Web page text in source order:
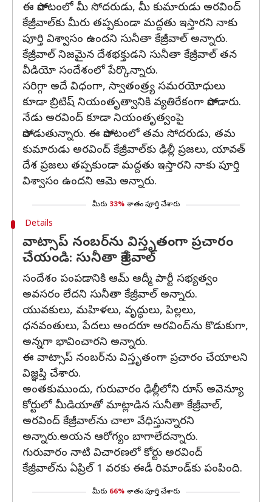
ఈ పోరాటంలో మీ సోదరుడు, మీ కుమారుడు అరవింద్
కేజ్రీవాల్‌కు మీరు తప్పకుండా మద్దతు ఇస్తారని నాకు
పూర్తి విశ్వాసం ఉందని సునీతా కేజ్రీవాల్ అన్నారు.
కేజ్రీవాల్ నిజమైన దేశభక్తుడని సునీతా కేజ్రీవాల్ తన
వీడియో సందేశంలో పేర్కొన్నారు.
సరిగ్గా అదే విధంగా, స్వాతంత్ర్య సమరయోధులు
కూడా బ్రిటిష్ నియంతృత్వానికి వ్యతిరేకంగా పోరాడారు.
నేడు అరవింద్ కూడా నియంతృత్వంపై
పోరాడుతున్నారు. ఈ పోరాటంలో తమ సోదరుడు, తమ
కుమారుడు అరవింద్ కేజ్రీవాల్‌కు ఢిల్లీ ప్రజలు, యావత్
దేశ ప్రజలు తప్పకుండా మద్దతు ఇస్తారని నాకు పూర్తి
విశ్వాసం ఉందని ఆమె అన్నారు.
మీరు 33% శాతం పూర్తి చేశారు
Details
వాట్సాప్ నంబర్‌ను విస్తృతంగా ప్రచారం
చేయండి: సునీతా కేజ్రీవాల్
సందేశం పంపడానికి ఆమ్ ఆద్మీ పార్టీ సభ్యత్వం
అవసరం లేదని సునీతా కేజ్రీవాల్ అన్నారు.
యువకులు, మహిళలు, వృద్ధులు, పిల్లలు,
ధనవంతులు, పేదలు అందరూ అరవింద్‌ను కొడుకుగా,
అన్నగా భావించారని అన్నారు.
ఈ వాట్సాప్ నంబర్‌ను విస్తృతంగా ప్రచారం చేయాలని
విజ్ఞప్తి చేశారు.
అంతకుముందు, గురువారం ఢిల్లీలోని రూస్ అవెన్యూ
కోర్టులో మీడియాతో మాట్లాడిన సునీతా కేజ్రీవాల్,
అరవింద్ కేజ్రీవాల్‌ను చాలా వేధిస్తున్నారని
అన్నారు.అయన ఆరోగ్యం బాగాలేదన్నారు.
గురువారం నాటి విచారణలో కోర్టు అరవింద్
కేజ్రీవాల్‌ను ఏప్రిల్ 1 వరకు ఈడీ రిమాండ్‌కు పంపింది.
మీరు 66% శాతం పూర్తి చేశారు